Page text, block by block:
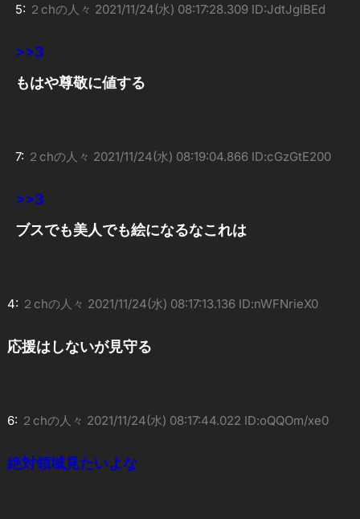
5: ２chの人々 2021/11/24(水) 08:17:28.309 ID:JdtJglBEd
>>3
もはや尊敬に値する
7: ２chの人々 2021/11/24(水) 08:19:04.866 ID:cGzGtE200
>>3
ブスでも美人でも絵になるなこれは
4: ２chの人々 2021/11/24(水) 08:17:13.136 ID:nWFNrieX0
応援はしないが見守る
6: ２chの人々 2021/11/24(水) 08:17:44.022 ID:oQQOm/xe0
絶対領域見たいよな